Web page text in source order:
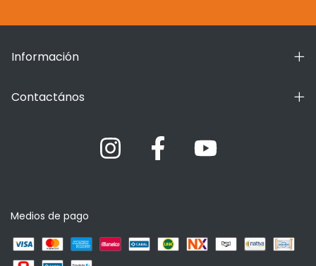
Información
Contactános
Medios de pago